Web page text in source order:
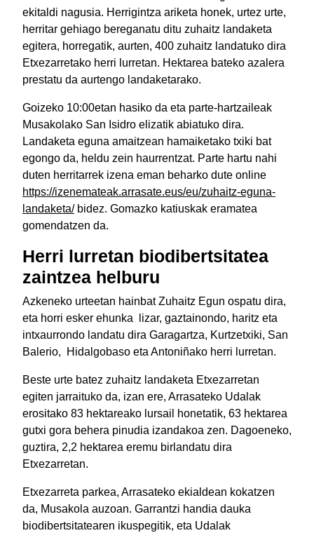
ekitaldi nagusia. Herrigintza ariketa honek, urtez urte,
herritar gehiago bereganatu ditu zuhaitz landaketa
egitera, horregatik, aurten, 400 zuhaitz landatuko dira
Etxezarretako herri lurretan. Hektarea bateko azalera
prestatu da aurtengo landaketarako.
Goizeko 10:00etan hasiko da eta parte-hartzaileak
Musakolako San Isidro elizatik abiatuko dira.
Landaketa eguna amaitzean hamaiketako txiki bat
egongo da, heldu zein haurrentzat. Parte hartu nahi
duten herritarrek izena eman beharko dute online
https://izenemateak.arrasate.eus/eu/zuhaitz-eguna-
landaketa/bidez. Gomazko katiuskak eramatea
gomendatzen da.
Herri lurretan biodibertsitatea
zaintzea helburu
Azkeneko urteetan hainbat Zuhaitz Egun ospatu dira,
eta horri esker ehunka lizar, gaztainondo, haritz eta
intxaurrondo landatu dira Garagartza, Kurtzetxiki, San
Balerio, Hidalgobaso eta Antoniñako herri lurretan.
Beste urte batez zuhaitz landaketa Etxezarretan
egiten jarraituko da, izan ere, Arrasateko Udalak
erositako 83 hektareako lursail honetatik, 63 hektarea
gutxi gora behera pinudia izandakoa zen. Dagoeneko,
guztira, 2,2 hektarea eremu birlandatu dira
Etxezarretan.
Etxezarreta parkea, Arrasateko ekialdean kokatzen
da, Musakola auzoan. Garrantzi handia dauka
biodibertsitatearen ikuspegitik, eta Udalak